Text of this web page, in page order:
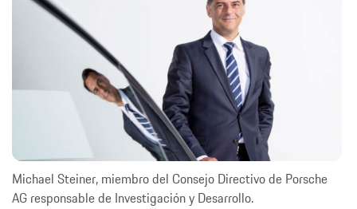
Michael Steiner, miembro del Consejo Directivo de Porsche
AG responsable de Investigación y Desarrollo.